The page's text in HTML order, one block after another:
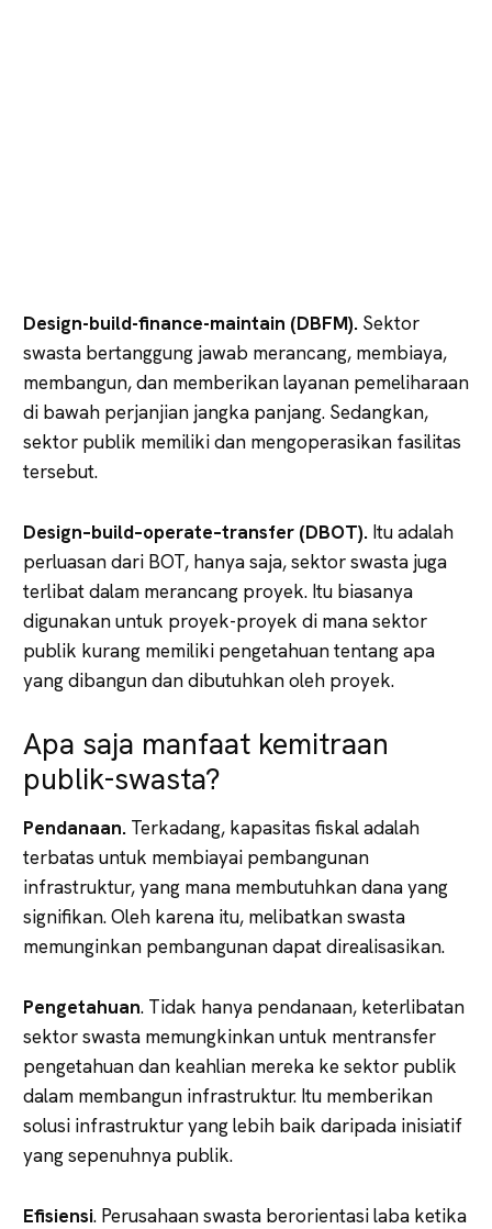
Design-build-finance-maintain (DBFM). Sektor
swasta bertanggung jawab merancang, membiaya,
membangun, dan memberikan layanan pemeliharaan
di bawah perjanjian jangka panjang. Sedangkan,
sektor publik memiliki dan mengoperasikan fasilitas
tersebut.
Design–build–operate–transfer (DBOT). Itu adalah
perluasan dari BOT, hanya saja, sektor swasta juga
terlibat dalam merancang proyek. Itu biasanya
digunakan untuk proyek-proyek di mana sektor
publik kurang memiliki pengetahuan tentang apa
yang dibangun dan dibutuhkan oleh proyek.
Apa saja manfaat kemitraan
publik-swasta?
Pendanaan. Terkadang, kapasitas fiskal adalah
terbatas untuk membiayai pembangunan
infrastruktur, yang mana membutuhkan dana yang
signifikan. Oleh karena itu, melibatkan swasta
memunginkan pembangunan dapat direalisasikan.
Pengetahuan. Tidak hanya pendanaan, keterlibatan
sektor swasta memungkinkan untuk mentransfer
pengetahuan dan keahlian mereka ke sektor publik
dalam membangun infrastruktur. Itu memberikan
solusi infrastruktur yang lebih baik daripada inisiatif
yang sepenuhnya publik.
Efisiensi. Perusahaan swasta berorientasi laba ketika